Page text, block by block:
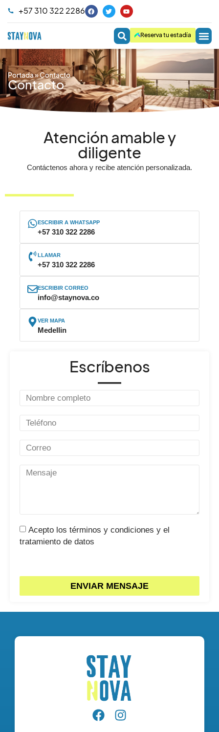
+57 310 322 2286
Reserva tu estadía
Portada»Contacto
Contacto
Atención amable y
diligente
Contáctenos ahora y recibe atención personalizada.
ESCRIBIR A WHATSAPP
+57 310 322 2286
LLAMAR
+57 310 322 2286
ESCRIBIR CORREO
info@staynova.co
VER MAPA
Medellin
Escríbenos
Acepto los términos y condiciones y el
tratamiento de datos
ENVIAR MENSAJE